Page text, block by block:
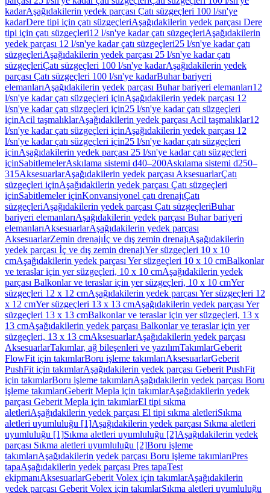
kadarAşağıdakilerin yedek parçası Çatı süzgeçleri 100 l/sn'ye
kadarDere tipi için çatı süzgeçleriAşağıdakilerin yedek parçası Dere
tipi için çatı süzgeçleri12 l/sn'ye kadar çatı süzgeçleriAşağıdakilerin
yedek parçası 12 l/sn'ye kadar çatı süzgeçleri25 l/sn'ye kadar çatı
süzgeçleriAşağıdakilerin yedek parçası 25 l/sn'ye kadar çatı
süzgeçleriÇatı süzgeçleri 100 l/sn'ye kadarAşağıdakilerin yedek
parçası Çatı süzgeçleri 100 l/sn'ye kadarBuhar bariyeri
elemanlarıAşağıdakilerin yedek parçası Buhar bariyeri elemanları12
l/sn'ye kadar çatı süzgeçleri içinAşağıdakilerin yedek parçası 12
l/sn'ye kadar çatı süzgeçleri için25 l/sn'ye kadar çatı süzgeçleri
içinAcil taşmalıklarAşağıdakilerin yedek parçası Acil taşmalıklar12
l/sn'ye kadar çatı süzgeçleri içinAşağıdakilerin yedek parçası 12
l/sn'ye kadar çatı süzgeçleri için25 l/sn'ye kadar çatı süzgeçleri
içinAşağıdakilerin yedek parçası 25 l/sn'ye kadar çatı süzgeçleri
içinSabitlemelerAskılama sistemi d40–200Askılama sistemi d250–
315AksesuarlarAşağıdakilerin yedek parçası AksesuarlarÇatı
süzgeçleri içinAşağıdakilerin yedek parçası Çatı süzgeçleri
içinSabitlemeler içinKonvansiyonel çatı drenajıÇatı
süzgeçleriAşağıdakilerin yedek parçası Çatı süzgeçleriBuhar
bariyeri elemanlarıAşağıdakilerin yedek parçası Buhar bariyeri
elemanlarıAksesuarlarAşağıdakilerin yedek parçası
AksesuarlarZemin drenajıİç ve dış zemin drenajıAşağıdakilerin
yedek parçası İç ve dış zemin drenajıYer süzgeçleri 10 x 10
cmAşağıdakilerin yedek parçası Yer süzgeçleri 10 x 10 cmBalkonlar
ve teraslar için yer süzgeçleri, 10 x 10 cmAşağıdakilerin yedek
parçası Balkonlar ve teraslar için yer süzgeçleri, 10 x 10 cmYer
süzgeçleri 12 x 12 cmAşağıdakilerin yedek parçası Yer süzgeçleri 12
x 12 cmYer süzgeçleri 13 x 13 cmAşağıdakilerin yedek parçası Yer
süzgeçleri 13 x 13 cmBalkonlar ve teraslar için yer süzgeçleri, 13 x
13 cmAşağıdakilerin yedek parçası Balkonlar ve teraslar için yer
süzgeçleri, 13 x 13 cmAksesuarlarAşağıdakilerin yedek parçası
AksesuarlarTakımlar, ağ bileşenleri ve yazılımTakımlarGeberit
FlowFit için takımlarBoru işleme takımlarıAksesuarlarGeberit
PushFit için takımlarAşağıdakilerin yedek parçası Geberit PushFit
için takımlarBoru işleme takımlarıAşağıdakilerin yedek parçası Boru
işleme takımlarıGeberit Mepla için takımlarAşağıdakilerin yedek
parçası Geberit Mepla için takımlarEl tipi sıkma
aletleriAşağıdakilerin yedek parçası El tipi sıkma aletleriSıkma
aletleri uyumluluğu [1]Aşağıdakilerin yedek parçası Sıkma aletleri
uyumluluğu [1]Sıkma aletleri uyumluluğu [2]Aşağıdakilerin yedek
parçası Sıkma aletleri uyumluluğu [2]Boru işleme
takımlarıAşağıdakilerin yedek parçası Boru işleme takımlarıPres
tapaAşağıdakilerin yedek parçası Pres tapaTest
ekipmanıAksesuarlarGeberit Volex için takımlarAşağıdakilerin
yedek parçası Geberit Volex için takımlarSıkma aletleri uyumluluğu